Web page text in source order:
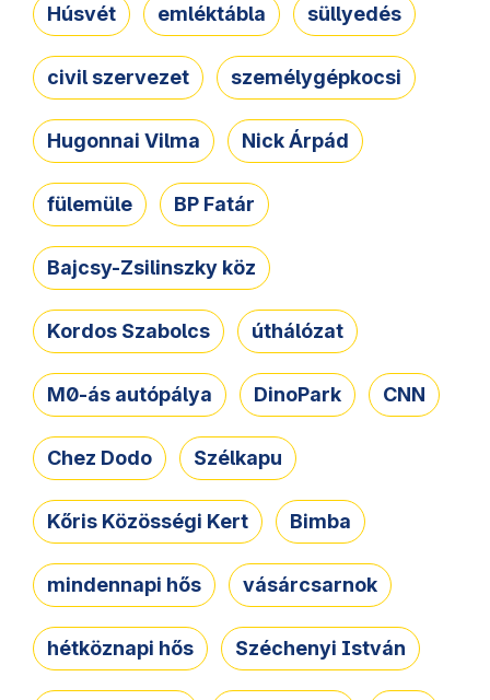
Húsvét emléktábla süllyedés
civil szervezet személygépkocsi
Hugonnai Vilma Nick Árpád
fülemüle BP Fatár
Bajcsy-Zsilinszky köz
Kordos Szabolcs úthálózat
M0-ás autópálya DinoPark CNN
Chez Dodo Szélkapu
Kőris Közösségi Kert Bimba
mindennapi hős vásárcsarnok
hétköznapi hős Széchenyi István